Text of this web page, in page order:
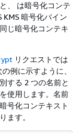
、 は暗号化コンテ
KMS 暗号化バイン
じ暗号化コンテキ
リクエストでは
例に示すように、
する 2 つの名前と
使用します。名前
号化コンテキスト
ます。